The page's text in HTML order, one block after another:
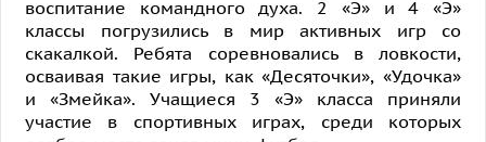
воспитание командного духа. 2 «Э» и 4 «Э»
классы погрузились в мир активных игр со
скакалкой. Ребята соревновались в ловкости,
осваивая такие игры, как «Десяточки», «Удочка»
и «Змейка». Учащиеся 3 «Э» класса приняли
участие в спортивных играх, среди которых